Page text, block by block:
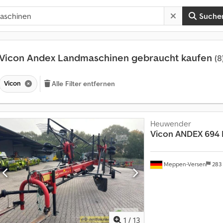
Andex Landmaschinen gebraucht kaufen
Vicon Alle Filter entfernen
1 / 13
Meppen-Versen 283
Heuwender
Vicon ANDEX 694